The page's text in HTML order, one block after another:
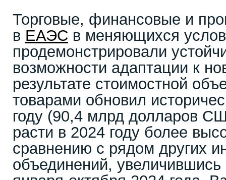
Торговые, финансовые и
в ЕАЭС в меняющихся
продемонстрировали
возможности адаптации к
результате стоимостной
товарами обновил
году (90,4 млрд долларов
расти в 2024 году более
сравнению с рядом других
объединений, увеличившись